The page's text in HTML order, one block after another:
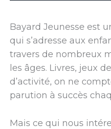
Bayard Jeunesse est
qui s’adresse aux
travers de nombreux
les âges. Livres, jeux
d’activité, on ne
parution à succès
Mais ce qui nous